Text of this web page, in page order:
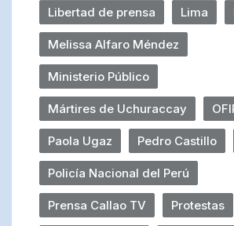
Libertad de prensa Lima
Melissa Alfaro Méndez
Ministerio Público
Mártires de Uchuraccay
Paola Ugaz Pedro Castillo
Policía Nacional del Perú
Prensa Callao TV Protestas